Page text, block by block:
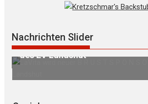
Nachrichten Slider
LaVita wird neuer B R U S T S P
des EV Landshut